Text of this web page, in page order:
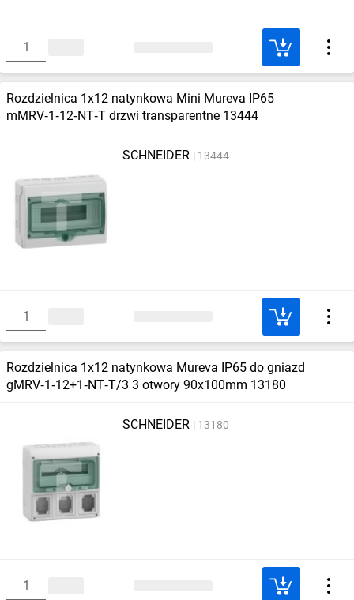
Rozdzielnica 1x12 natynkowa Mini Mureva IP65
mMRV‑1‑12‑NT‑T drzwi transparentne 13444
SCHNEIDER 13444
Rozdzielnica 1x12 natynkowa Mureva IP65 do gniazd
gMRV‑1‑12+1‑NT‑T/3 3 otwory 90x100mm 13180
SCHNEIDER 13180